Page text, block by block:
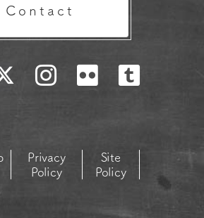
Contact
Privacy
Policy
Site
Policy